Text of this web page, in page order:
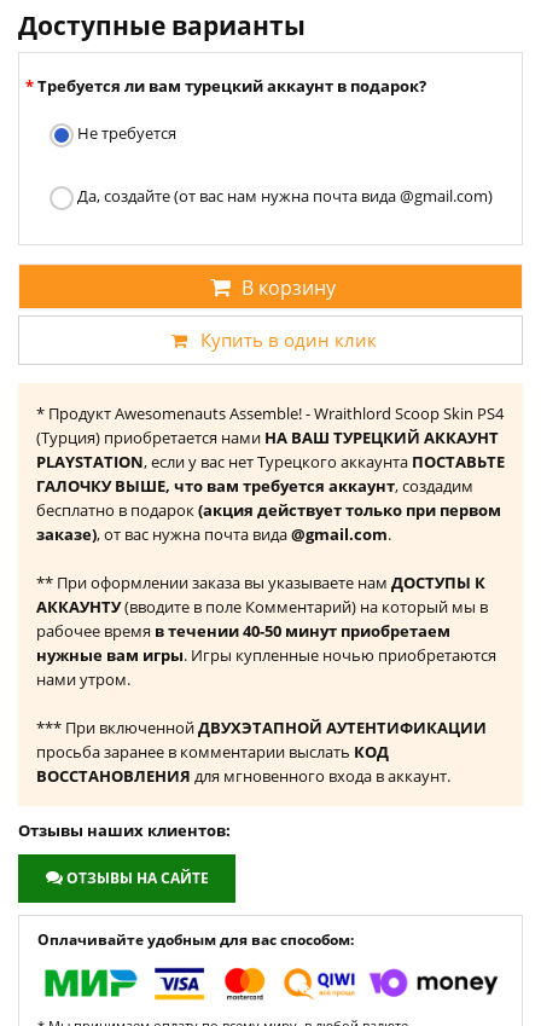
Доступные варианты
Требуется ли вам турецкий аккаунт в подарок?
Не требуется
Да, создайте (от вас нам нужна почта вида @gmail.com)
В корзину
Купить в один клик
* Продукт Awesomenauts Assemble! - Wraithlord Scoop Skin PS4
(Турция) приобретается нами НА ВАШ ТУРЕЦКИЙ АККАУНТ
PLAYSTATION, если у вас нет Турецкого аккаунта ПОСТАВЬТЕ
ГАЛОЧКУ ВЫШЕ, что вам требуется аккаунт, создадим
бесплатно в подарок(акция действует только при первом
заказе), от вас нужна почта вида@gmail.com.
** При оформлении заказа вы указываете нам ДОСТУПЫ К
АККАУНТУ(вводите в поле Комментарий) на который мы в
рабочее время в течении 40-50 минут приобретаем
нужные вам игры. Игры купленные ночью приобретаются
нами утром.
*** При включеннойДВУХЭТАПНОЙ АУТЕНТИФИКАЦИИ
просьба заранее в комментарии выслать КОД
ВОССТАНОВЛЕНИЯ для мгновенного входа в аккаунт.
Отзывы наших клиентов:
ОТЗЫВЫ НА САЙТЕ
Оплачивайте удобным для вас способом: